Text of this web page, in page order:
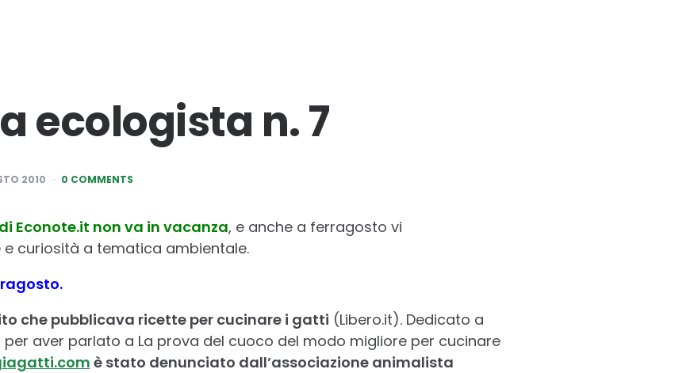
ecologista n. 7
2010 0 COMMENTS
Econote.it non va in vacanza, e anche a ferragosto vi
curiosità a tematica ambientale.
che pubblicava ricette per cucinare i gatti (Libero.it). Dedicato a
per aver parlato a La prova del cuoco del modo migliore per cucinare
è stato denunciato dall’associazione animalista